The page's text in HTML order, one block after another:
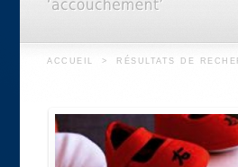
ACCUEIL > RÉSULTATS DE